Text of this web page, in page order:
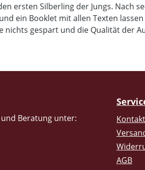
ersten Silberling der Jungs. Nach
ein Booklet mit allen Texten
gespart und die Qualität der
Beratung unter:
Kontakt
AGB